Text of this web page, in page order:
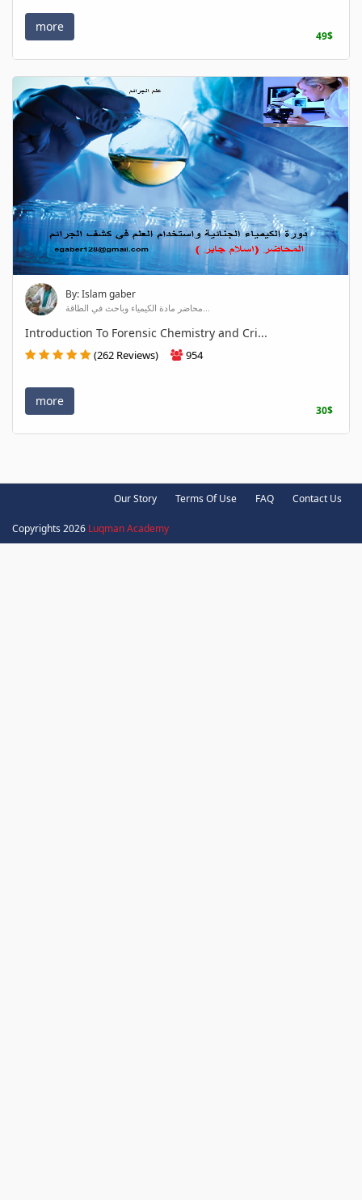
more
49$
By: Islam gaber
محاضر مادة الكيمياء وباحث في الطاقة...
Introduction To Forensic Chemistry and Cri...
(262 Reviews) 954
more
30$
Our Story Terms Of Use FAQ Contact Us
Copyrights 2026 Luqman Academy